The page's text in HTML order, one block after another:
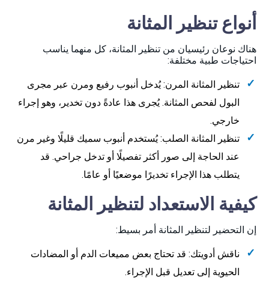
أنواع تنظير المثانة
هناك نوعان رئيسيان من تنظير المثانة، كل منهما يناسب
احتياجات طبية مختلفة:
تنظير المثانة المرن: يُدخل أنبوب رفيع ومرن عبر مجرى
البول لفحص المثانة. يُجرى هذا عادةً دون تخدير، وهو إجراء
خارجي.
تنظير المثانة الصلب: يُستخدم أنبوب سميك قليلًا وغير مرن
عند الحاجة إلى صور أكثر تفصيلًا أو تدخل جراحي. قد
يتطلب هذا الإجراء تخديرًا موضعيًا أو عامًا.
كيفية الاستعداد لتنظير المثانة
إن التحضير لتنظير المثانة أمر بسيط:
ناقش أدويتك: قد تحتاج بعض مميعات الدم أو المضادات
الحيوية إلى تعديل قبل الإجراء.